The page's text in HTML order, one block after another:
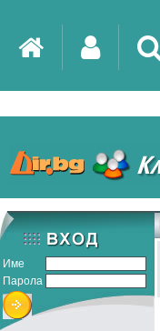
Име
Парола